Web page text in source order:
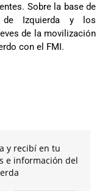
Sobre la base de
de Izquierda y los
de la movilización
con el FMI.
y recibí en tu
e información del